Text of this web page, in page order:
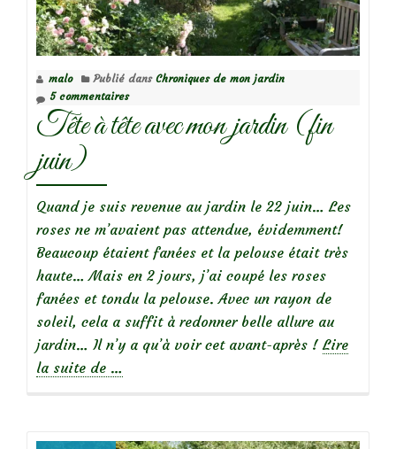
malo Publié dans Chroniques de mon jardin
5 commentaires
Tête à tête avec mon jardin (fin
juin)
Quand je suis revenue au jardin le 22 juin… Les
roses ne m’avaient pas attendue, évidemment!
Beaucoup étaient fanées et la pelouse était très
haute… Mais en 2 jours, j’ai coupé les roses
fanées et tondu la pelouse. Avec un rayon de
soleil, cela a suffit à redonner belle allure au
jardin… Il n’y a qu’à voir cet avant-après ! Lire
la suite de à
…